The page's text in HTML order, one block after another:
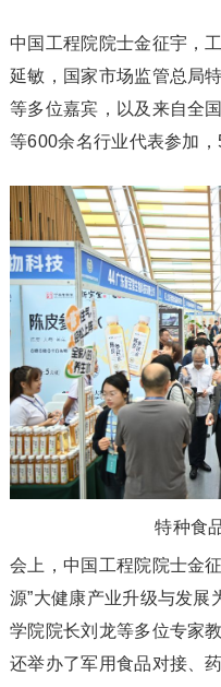
中国工程院院士金征宇，
延敏，国家市场监管总局
等多位嘉宾，以及来自全
等600余名行业代表参加，
特种食
会上，中国工程院院士金
源”大健康产业升级与发展
学院院长刘龙等多位专家
还举办了军用食品对接、